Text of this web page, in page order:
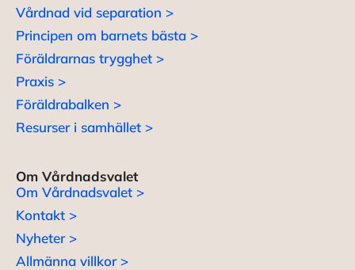
Vårdnad vid separation >
Principen om barnets bästa >
Föräldrarnas trygghet >
Praxis >
Föräldrabalken >
Resurser i samhället >
Om Vårdnadsvalet
Om Vårdnadsvalet >
Kontakt >
Nyheter >
Allmänna villkor >